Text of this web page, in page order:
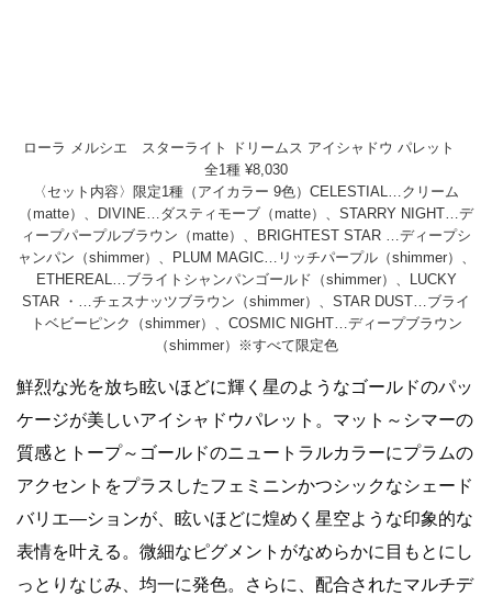
ローラ メルシエ スターライト ドリームス アイシャドウ パレット
全1種 ¥8,030
〈セット内容〉限定1種（アイカラー 9色）CELESTIAL…クリーム
（matte）、DIVINE…ダスティモーブ（matte）、STARRY NIGHT…デ
ィープパープルブラウン（matte）、BRIGHTEST STAR …ディープシ
ャンパン（shimmer）、PLUM MAGIC…リッチパープル（shimmer）、
ETHEREAL…ブライトシャンパンゴールド（shimmer）、LUCKY
STAR ・…チェスナッツブラウン（shimmer）、STAR DUST…ブライ
トベビーピンク（shimmer）、COSMIC NIGHT…ディープブラウン
（shimmer）※すべて限定色
鮮烈な光を放ち眩いほどに輝く星のようなゴールドのパッ
ケージが美しいアイシャドウパレット。マット～シマーの
質感とトープ～ゴールドのニュートラルカラーにプラムの
アクセントをプラスしたフェミニンかつシックなシェード
バリエ―ションが、眩いほどに煌めく星空ような印象的な
表情を叶える。微細なピグメントがなめらかに目もとにし
っとりなじみ、均一に発色。さらに、配合されたマルチデ